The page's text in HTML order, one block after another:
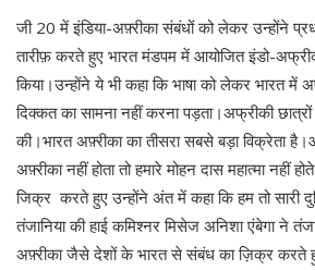
जी 20 में इंडिया-अफ़्रीका संबंधों को लेकर उन्होंने
तारीफ़ करते हुए भारत मंडपम में आयोजित इंडो-
किया।उन्होंने ये भी कहा कि भाषा को लेकर भारत में
दिक्कत का सामना नहीं करना पड़ता।अफ्रीकी
की।भारत अफ़्रीका का तीसरा सबसे बड़ा विक्रेता
अफ़्रीका नहीं होता तो हमारे मोहन दास महात्मा
जिक्र करते हुए उन्होंने अंत में कहा कि हम तो सारी
तंजानिया की हाई कमिश्नर मिसेज अनिशा एंबेगा ने
अफ़्रीका जैसे देशों के भारत से संबंध का ज़िक्र करते हुए